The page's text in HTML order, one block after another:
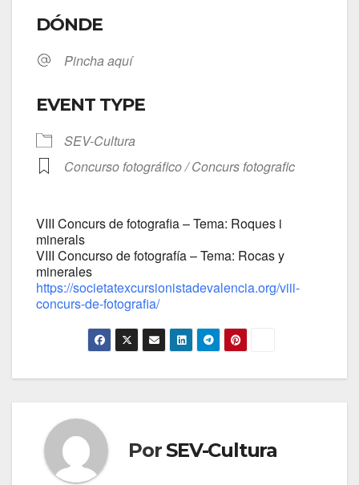
DÓNDE
Pincha aquí
EVENT TYPE
SEV-Cultura
Concurso fotográfico / Concurs fotografic
VIII Concurs de fotografia – Tema: Roques i
minerals
VIII Concurso de fotografía – Tema: Rocas y
minerales
https://societatexcursionistadevalencia.org/viii-
concurs-de-fotografia/
Por SEV-Cultura